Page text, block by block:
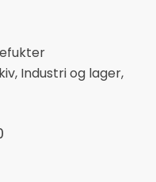
, Industri og lager,